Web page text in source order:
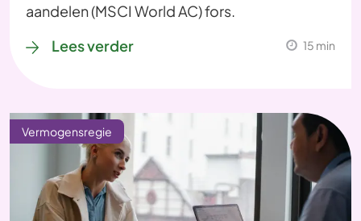
aandelen (MSCI World AC) fors.
Lees verder
15 min
Vermogensregie